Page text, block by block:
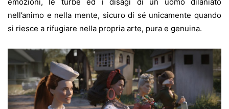
nell’animo e nella mente, sicuro di sé unicamente quando
si riesce a rifugiare nella propria arte, pura e genuina.